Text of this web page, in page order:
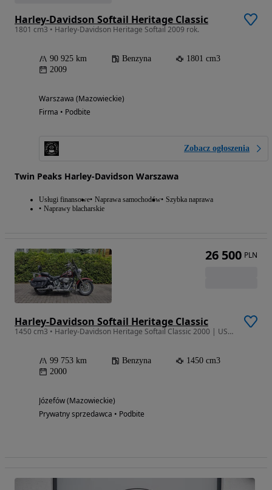
Harley-Davidson Softail Heritage Classic
1801 cm3 • Harley-Davidson Heritage Softail 2009 rok.
90 925 km Benzyna
1801 cm3
2009
Warszawa (Mazowieckie)
Firma • Podbite
Zobacz ogłoszenia
Twin Peaks Harley-Davidson Warszawa
Usługi finansowe Naprawa samochodów Szybka naprawa
Naprawy blacharskie
Harley-Davidson Softail Heritage Classic
1450 cm3 • Harley-Davidson Heritage Softail Classic 2000 | USA | 1450 cm³ | Sakwy
99 753 km Benzyna
1450 cm3
2000
Józefów (Mazowieckie)
Prywatny sprzedawca • Podbite
26 500 PLN